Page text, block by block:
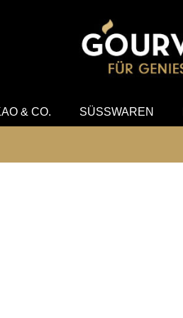
& CO. SÜSSWAREN